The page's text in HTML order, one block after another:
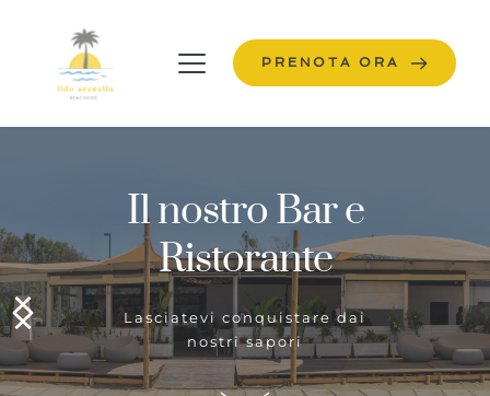
PRENOTA ORA
Il nostro Bar e
Ristorante
Lasciatevi conquistare dai
nostri sapori